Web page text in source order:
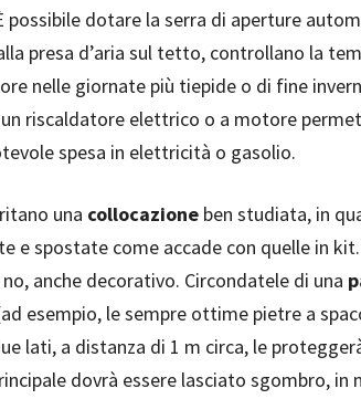
possibile dotare la serra di aperture
presa d’aria sul tetto, controllano la
nelle giornate più tiepide o di fine
riscaldatore elettrico o a motore
spesa in elettricità o gasolio.
una collocazione ben studiata, in
e spostate come accade con quelle in
anche decorativo. Circondatele di una
esempio, le sempre ottime pietre a
lati, a distanza di 1 m circa, le
dovrà essere lasciato sgombro, in